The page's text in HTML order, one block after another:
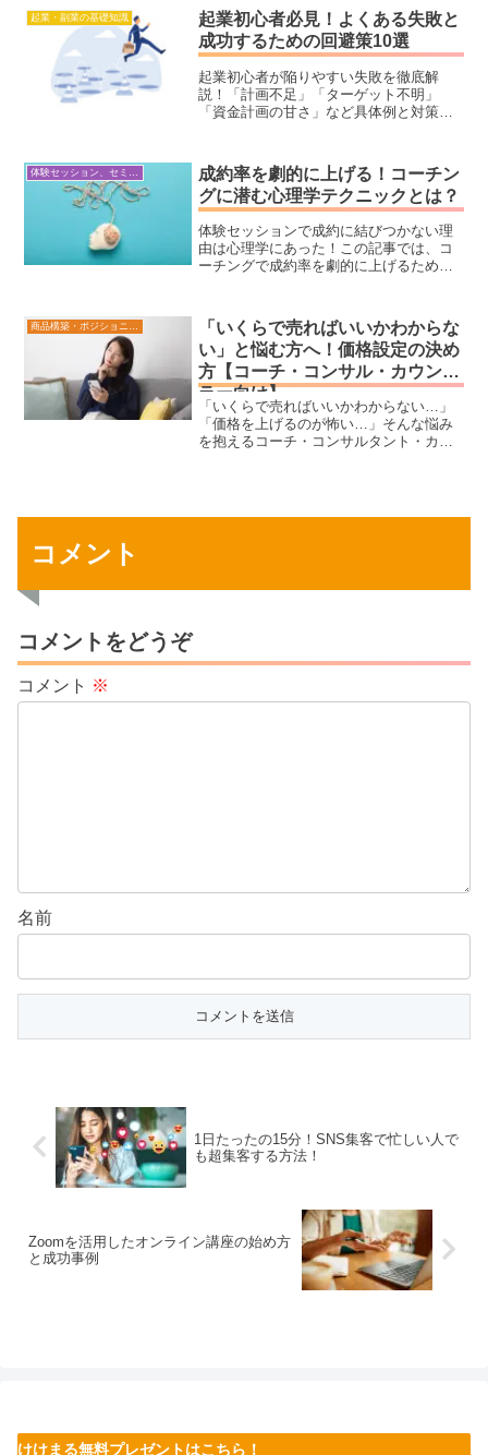
見込み客とつながる大事なツール。で
も、検索エンジンに評価されなければ誰
にも読まれません。本記事では初心者向
けにSEOの基本から、検索エンジンで上
位表示されるための具体的な方法までを
詳しく解説！ブログを通じて集客を成功
させるために、今すぐ実践できるSEO対
起業・副業の基礎知識
起業初心者必見！よくある失敗と
成功するための回避策10選
起業初心者が陥りやすい失敗を徹底解
説！「計画不足」「ターゲット不明」
「資金計画の甘さ」など具体例と対策を
コーチング型・講座型ビジネスにも最
適！
成約率を劇的に上げる！コーチン
グに潜む心理学テクニックとは？
体験セッションで成約に結びつかない理
由は心理学にあった！この記事では、コ
ーチングで成約率を劇的に上げるための
法も徹底解説！
「いくらで売ればいいかわからな
い」と悩む方へ！価格設定の決め
方【コーチ・コンサル・カウンセ
ラー向け】
「いくらで売ればいいかわからない…」
「価格を上げるのが怖い…」そんな悩み
を抱えるコーチ・コンサルタント・カウ
コメント
コメントをどうぞ
コメント ※
名前
1日たったの15分！SNS集客で忙しい人で
も超集客する方法！
Zoomを活用したオンライン講座の始め方
と成功事例
けけまる無料プレゼントはこちら！